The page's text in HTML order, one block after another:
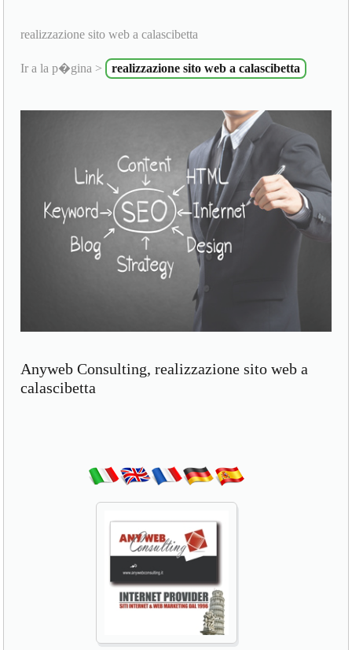
realizzazione sito web a calascibetta
Ir a la p�gina > realizzazione sito web a calascibetta
Anyweb Consulting, realizzazione sito web a
calascibetta